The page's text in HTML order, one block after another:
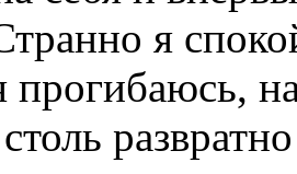
я
прогибаюсь,